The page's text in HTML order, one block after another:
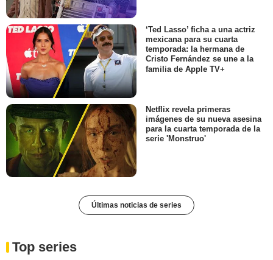
‘Ted Lasso’ ficha a una actriz
mexicana para su cuarta
temporada: la hermana de
Cristo Fernández se une a la
familia de Apple TV+
Netflix revela primeras
imágenes de su nueva asesina
para la cuarta temporada de la
serie 'Monstruo'
Últimas noticias de series
Top series